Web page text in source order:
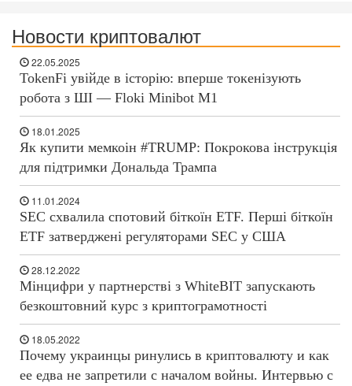
Новости криптовалют
22.05.2025
TokenFi увійде в історію: вперше токенізують
робота з ШІ — Floki Minibot M1
18.01.2025
Як купити мемкоін #TRUMP: Покрокова інструкція
для підтримки Дональда Трампа
11.01.2024
SEC схвалила спотовий біткоїн ETF. Перші біткоїн
ETF затверджені регуляторами SEC у США
28.12.2022
Мінцифри у партнерстві з WhiteBIT запускають
безкоштовний курс з криптограмотності
18.05.2022
Почему украинцы ринулись в криптовалюту и как
ее едва не запретили с началом войны. Интервью с